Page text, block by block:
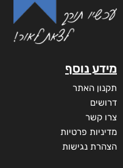
מידע נוסף
תקנון האתר
דרושים
צרו קשר
מדיניות פרטיות
הצהרת נגישות